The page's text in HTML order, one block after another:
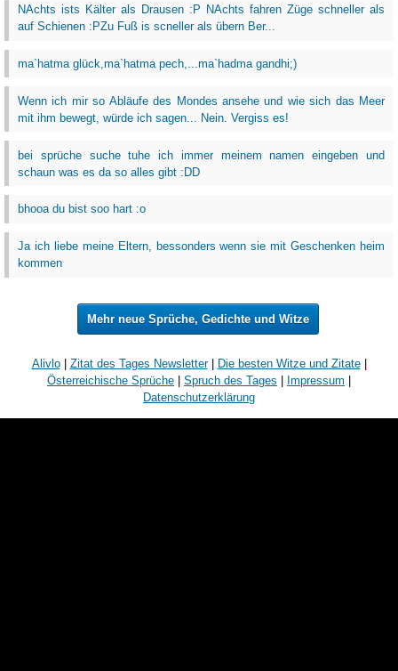
NAchts ists Kälter als Drausen :P NAchts fahren Züge schneller als
auf Schienen :PZu Fuß is scneller als übern Ber...
ma`hatma glück,ma`hatma pech,...ma`hadma gandhi;)
Wenn ich mir so Abläufe des Mondes ansehe und wie sich das Meer
mit ihm bewegt, würde ich sagen... Nein. Vergiss es!
bei sprüche suche tuhe ich immer meinem namen eingeben und
schaun was es da so alles gibt :DD
bhooa du bist soo hart :o
Ja ich liebe meine Eltern, bessonders wenn sie mit Geschenken heim
kommen
Mehr neue Sprüche, Gedichte und Witze
Alivlo| Zitat des Tages Newsletter| Die besten Witze und Zitate|
Österreichische Sprüche | Spruch des Tages | Impressum |
Datenschutzerklärung